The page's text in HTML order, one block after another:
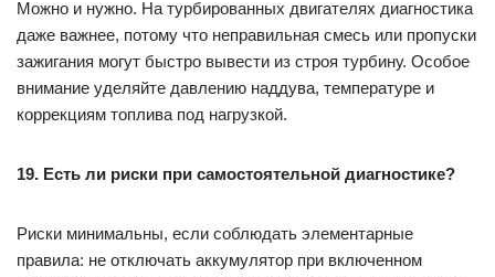
Можно и нужно. На турбированных двигателях диагностика
даже важнее, потому что неправильная смесь или пропуски
зажигания могут быстро вывести из строя турбину. Особое
внимание уделяйте давлению наддува, температуре и
коррекциям топлива под нагрузкой.
19. Есть ли риски при самостоятельной диагностике?
Риски минимальны, если соблюдать элементарные
правила: не отключать аккумулятор при включенном